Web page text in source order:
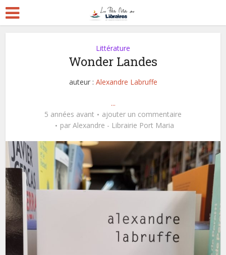
Littérature
Wonder Landes
auteur : Alexandre Labruffe
...
5 années avant
ajouter un commentaire
par Alexandre - Librairie Port Maria